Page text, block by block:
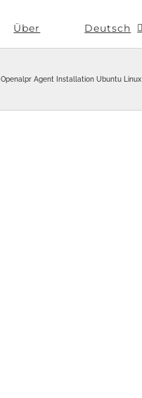
Über Deutsch
Openalpr Agent Installation Ubuntu Linux